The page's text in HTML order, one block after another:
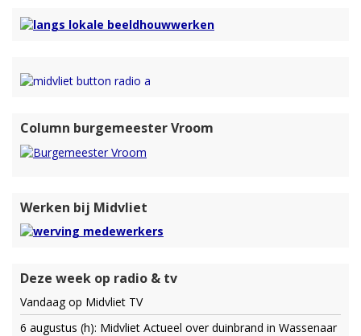
Column burgemeester Vroom
Werken bij Midvliet
Deze week op radio & tv
Vandaag op Midvliet TV
6 augustus (h): Midvliet Actueel over duinbrand in Wassenaar